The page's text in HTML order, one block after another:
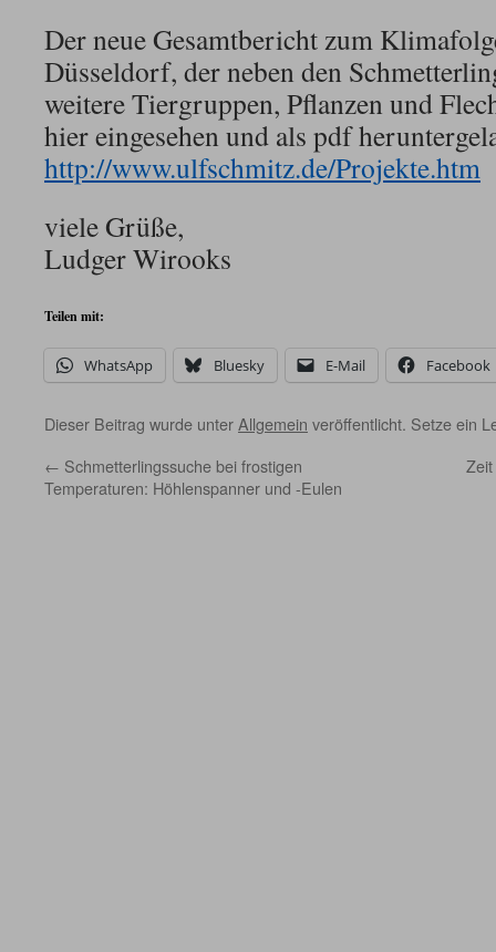
Der neue Gesamtbericht zum
Düsseldorf, der neben den
weitere Tiergruppen, Pflanzen und
hier eingesehen und als pdf
http://www.ulfschmitz.de/Projekte.htm
viele Grüße,
Ludger Wirooks
Teilen mit:
WhatsApp Bluesky E-Mail Facebook
Dieser Beitrag wurde unterAllgemein veröffentlicht. Setze ein
← Schmetterlingssuche bei frostigen
Temperaturen: Höhlenspanner und -Eulen